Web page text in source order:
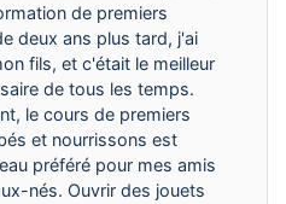
de premiers
deux ans plus tard, j'ai
fils, et c'était le meilleur
de tous les temps.
le cours de premiers
et nourrissons est
préféré pour mes amis
nés. Ouvrir des jouets